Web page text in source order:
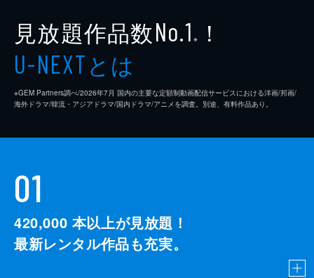
見放題作品数No.1 ※ ！
U-NEXTとは
※GEM Partners調べ/2026年7⽉ 国内の主要な定額制動画配信サービスにおける洋画/邦画/
海外ドラマ/韓流・アジアドラマ/国内ドラマ/アニメを調査。別途、有料作品あり。
01
420,000 本以上が見放題！
最新レンタル作品も充実。